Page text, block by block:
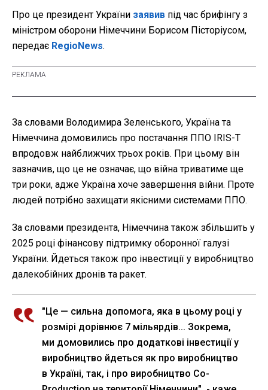
Про це президент України заявив під час брифінгу з
міністром оборони Німеччини Борисом Пісторіусом,
передає RegioNews.
За словами Володимира Зеленського, Україна та
Німеччина домовились про постачання ППО IRIS-T
впродовж найближчих трьох років. При цьому він
зазначив, що це не означає, що війна триватиме ще
три роки, адже Україна хоче завершення війни. Проте
людей потрібно захищати якісними системами ППО.
За словами президента, Німеччина також збільшить у
2025 році фінансову підтримку оборонної галузі
України. Йдеться також про інвестиції у виробництво
далекобійних дронів та ракет.
"Це — сильна допомога, яка в цьому році у
розмірі дорівнює 7 мільярдів... Зокрема,
ми домовились про додаткові інвестиції у
виробництво йдеться як про виробництво
в Україні, так, і про виробництво Co-